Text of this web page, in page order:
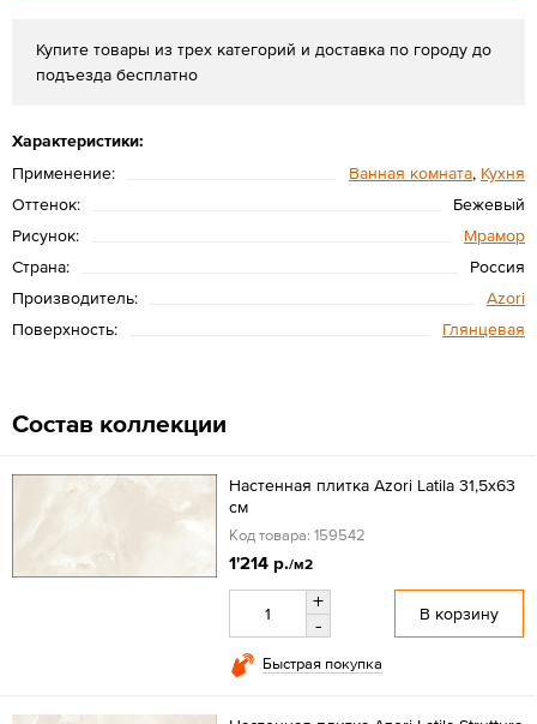
Купите товары из трех категорий и доставка по городу до
подъезда бесплатно
Характеристики:
Применение:
Ванная комната, Кухня
Оттенок:
Бежевый
Рисунок:
Мрамор
Страна:
Россия
Производитель:
Azori
Поверхность:
Глянцевая
Состав коллекции
Настенная плитка Azori Latila 31,5x63
см
Код товара: 159542
1'214 р./м2
+
-
В корзину
Быстрая покупка